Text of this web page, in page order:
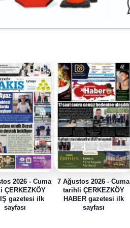
2026 - Cuma
ÇERKEZKÖY
gazetesi ilk
sayfası
7 Ağustos 2026 - Cuma
tarihli ÇERKEZKÖY
HABER gazetesi ilk
sayfası